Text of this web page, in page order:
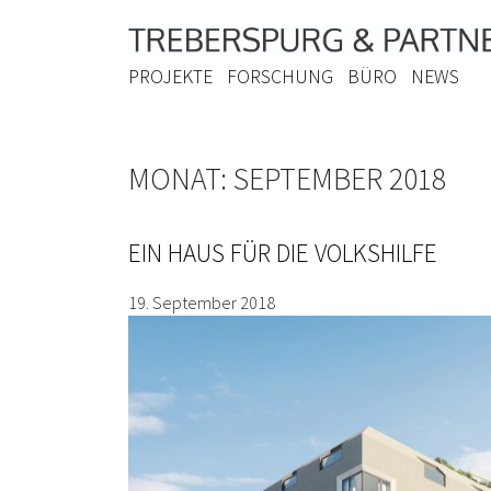
PROJEKTE FORSCHUNG BÜRO NEWS
MONAT: SEPTEMBER 2018
EIN HAUS FÜR DIE VOLKSHILFE
19. September 2018